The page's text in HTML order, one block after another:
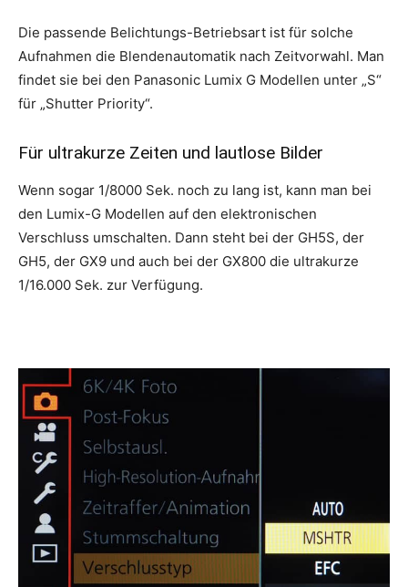
Die passende Belichtungs-Betriebsart ist für solche
Aufnahmen die Blendenautomatik nach Zeitvorwahl. Man
findet sie bei den Panasonic Lumix G Modellen unter „S“
für „Shutter Priority“.
Für ultrakurze Zeiten und lautlose Bilder
Wenn sogar 1/8000 Sek. noch zu lang ist, kann man bei
den Lumix-G Modellen auf den elektronischen
Verschluss umschalten. Dann steht bei der GH5S, der
GH5, der GX9 und auch bei der GX800 die ultrakurze
1/16.000 Sek. zur Verfügung.